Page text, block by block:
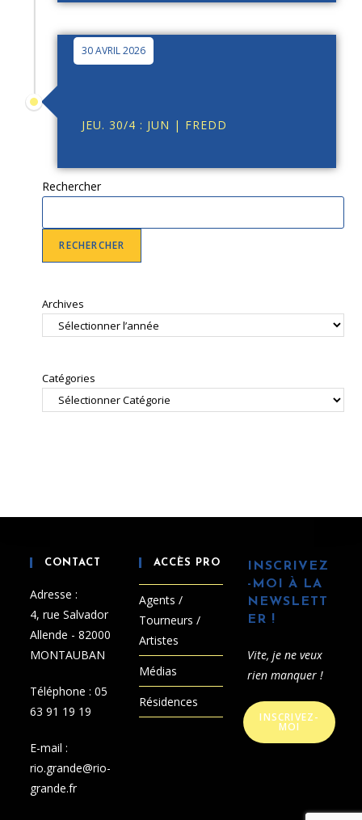
30 AVRIL 2026
JEU. 30/4 : JUN | FREDD
Rechercher
RECHERCHER
Archives
Catégories
CONTACT
Adresse :
4, rue Salvador
Allende - 82000
MONTAUBAN
Téléphone :05
63 91 19 19
E-mail :
rio.grande@rio-
grande.fr
ACCÈS PRO
Agents /
Tourneurs /
Artistes
Médias
Résidences
INSCRIVEZ
-MOI À LA
NEWSLETT
ER !
Vite, je ne veux
rien manquer !
INSCRIVEZ-
MOI